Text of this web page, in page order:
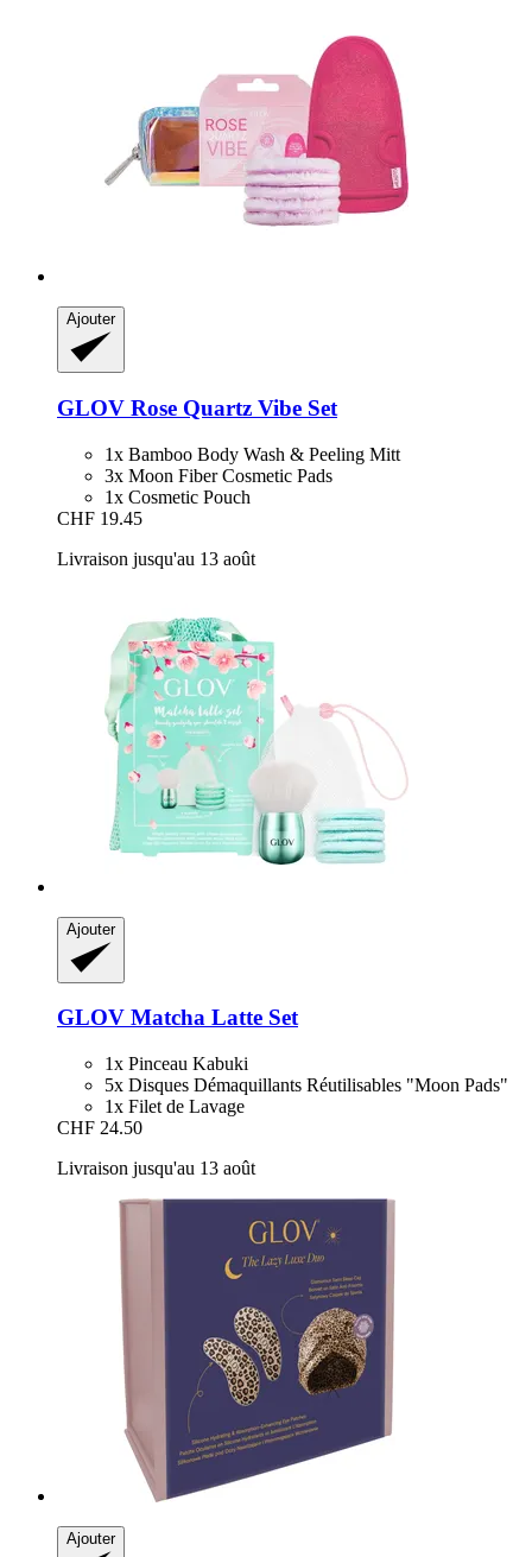
Ajouter
GLOV Rose Quartz Vibe Set
1x Bamboo Body Wash & Peeling Mitt
3x Moon Fiber Cosmetic Pads
1x Cosmetic Pouch
CHF 19.45
Livraison jusqu'au 13 août
Ajouter
GLOV Matcha Latte Set
1x Pinceau Kabuki
5x Disques Démaquillants Réutilisables "Moon Pads"
1x Filet de Lavage
CHF 24.50
Livraison jusqu'au 13 août
Ajouter